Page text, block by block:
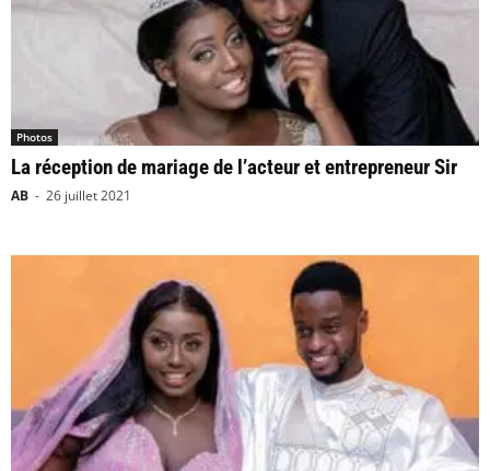
Photos
La réception de mariage de l’acteur et entrepreneur Sir
AB - 26 juillet 2021